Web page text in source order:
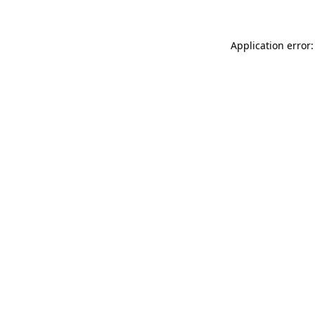
Application